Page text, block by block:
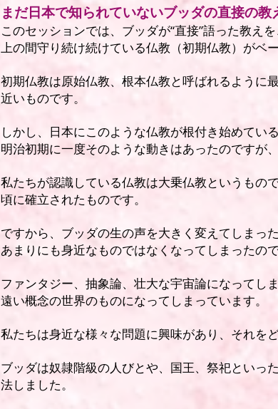
まだ日本で知られていないブッダの直接の教
このセッションでは、ブッダが“直接”語った教え
上の間守り続け続けている仏教（初期仏教）がベ
初期仏教は原始仏教、根本仏教と呼ばれるように
近いものです。
しかし、日本にこのような仏教が根付き始めてい
明治初期に一度そのような動きはあったのですが
私たちが認識している仏教は大乗仏教というもの
頃に確立されたものです。
ですから、ブッダの生の声を大きく変えてしまっ
あまりにも身近なものではなくなってしまったので
ファンタジー、抽象論、壮大な宇宙論になってし
遠い概念の世界のものになってしまっています。
私たちは身近な様々な問題に興味があり、それを
ブッダは奴隷階級の人びとや、国王、祭祀といっ
法しました。